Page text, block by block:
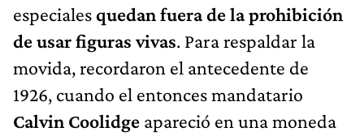
especiales quedan fuera de la prohibición
de usar figuras vivas. Para respaldar la
movida, recordaron el antecedente de
1926, cuando el entonces mandatario
Calvin Coolidge apareció en una moneda